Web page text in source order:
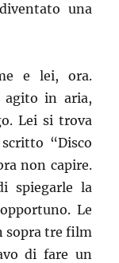
una
e lei, ora.
agito in aria,
Lei si trova
“Disco
non capire.
spiegarle la
Le
sopra tre film
di fare un